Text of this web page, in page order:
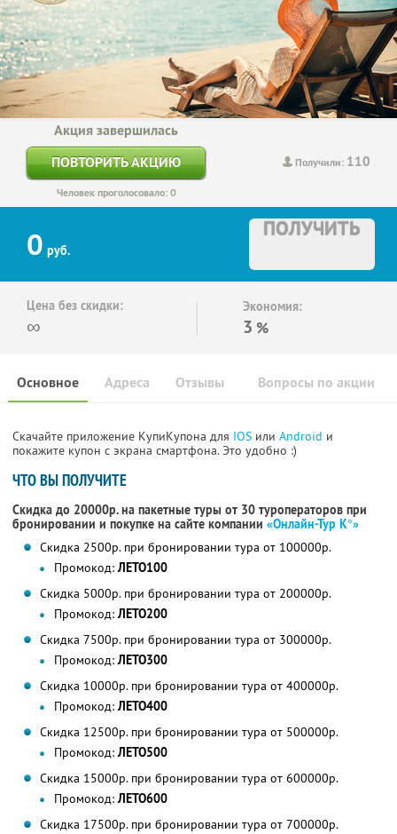
Получили: 110
Акция завершилась
ПОВТОРИТЬ АКЦИЮ
Человек проголосовало: 0
0 руб.
ПОЛУЧИТЬ
Цена без скидки:
∞
Экономия:
3 %
Основное Отзывы Вопросы по акции
Адреса
Скачайте приложение КупиКупона для IOS или Android и
покажите купон с экрана смартфона. Это удобно :)
ЧТО ВЫ ПОЛУЧИТЕ
Скидка до 20000р. на пакетные туры от 30 туроператоров при
бронировании и покупке на сайте компании «Онлайн-Тур К°»
Скидка 2500р. при бронировании тура от 100000р.
Промокод:ЛЕТО100
Скидка 5000р. при бронировании тура от 200000р.
Промокод:ЛЕТО200
Скидка 7500р. при бронировании тура от 300000р.
Промокод:ЛЕТО300
Скидка 10000р. при бронировании тура от 400000р.
Промокод:ЛЕТО400
Скидка 12500р. при бронировании тура от 500000р.
Промокод:ЛЕТО500
Скидка 15000р. при бронировании тура от 600000р.
Промокод:ЛЕТО600
Скидка 17500р. при бронировании тура от 700000р.